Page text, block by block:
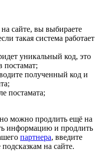
сайте, вы выбираете
такая система работает
уникальный код, это
постамат;
полученный код и
постамата;
можно продлить ещё на
информацию и продлить
партнера, введите
на сайте.